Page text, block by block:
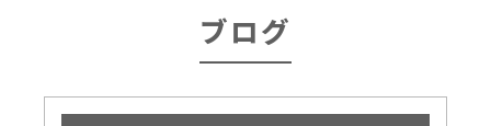
ブログ